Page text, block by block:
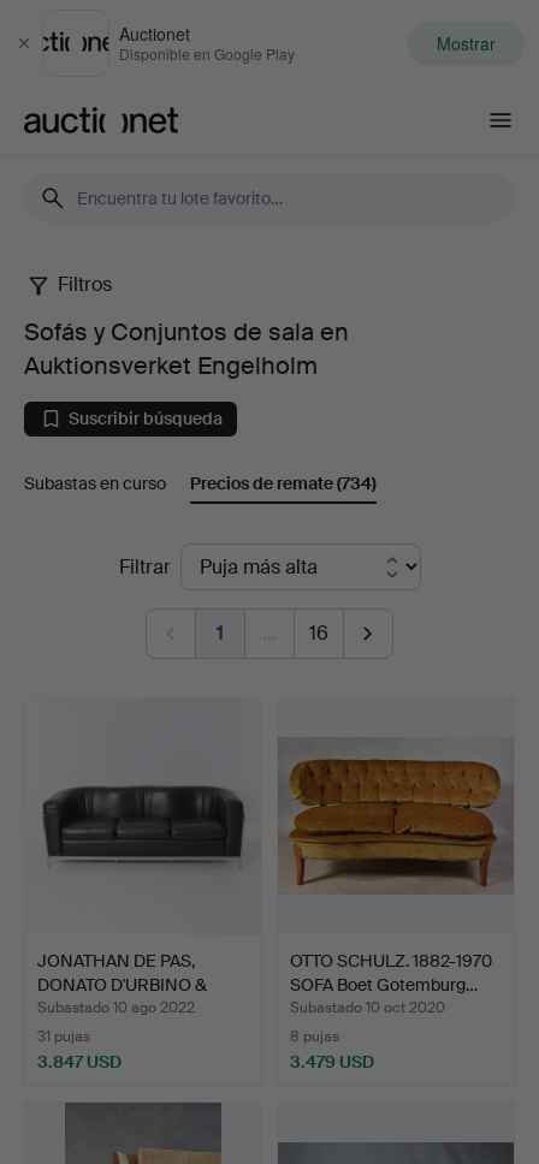
Cerrar
Auctionet
Disponible en Google Play Mostrar
Sofás
Conjuntos
de
Auktionsverket
Filtros
Sofás y Conjuntos de sala en
Auktionsverket Engelholm
Suscribir búsqueda
Subastas en curso Precios de remate(734)
Filtrar
1 … 16
JONATHAN DE PAS,
DONATO D'URBINO &
PAOLO L…
Subastado 10 ago 2022
31 pujas
3.847 USD
OTTO SCHULZ. 1882-1970
SOFA Boet Gotemburg…
Subastado 10 oct 2020
8 pujas
3.479 USD